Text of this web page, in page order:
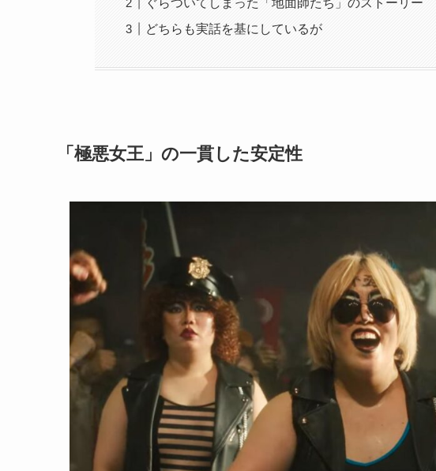
ぐらついてしまった「地面師たち」のストーリー
どちらも実話を基にしているが
「極悪女王」の一貫した安定性